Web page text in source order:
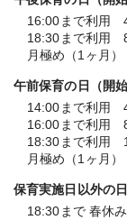
16:00まで利用
18:30まで利用
月極め（1ヶ月
午前保育の日（開
14:00まで利用
16:00まで利用
18:30まで利用
月極め（1ヶ月
保育実施日以外の
18:30まで 春休